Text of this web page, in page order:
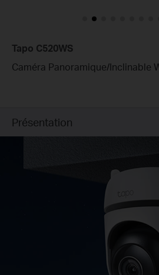
Tapo C520WS
Caméra Panoramique/Inclinable
Présentation